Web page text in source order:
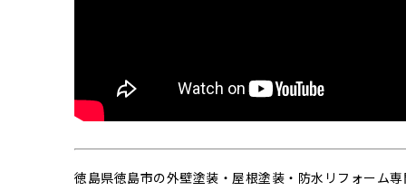
徳島県徳島市の外壁塗装・屋根塗装・防水リフォーム